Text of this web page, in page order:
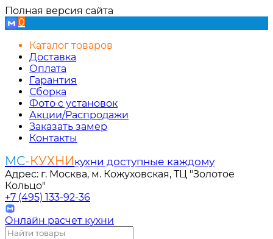
Полная версия сайта
0
Каталог товаров
Доставка
Оплата
Гарантия
Сборка
Фото с установок
Акции/Распродажи
Заказать замер
Контакты
МС-КУХНИкухни доступные каждому
Адрес: г. Москва, м. Кожуховская, ТЦ "Золотое
Кольцо"
+7 (495) 133-92-36
Онлайн расчет кухни